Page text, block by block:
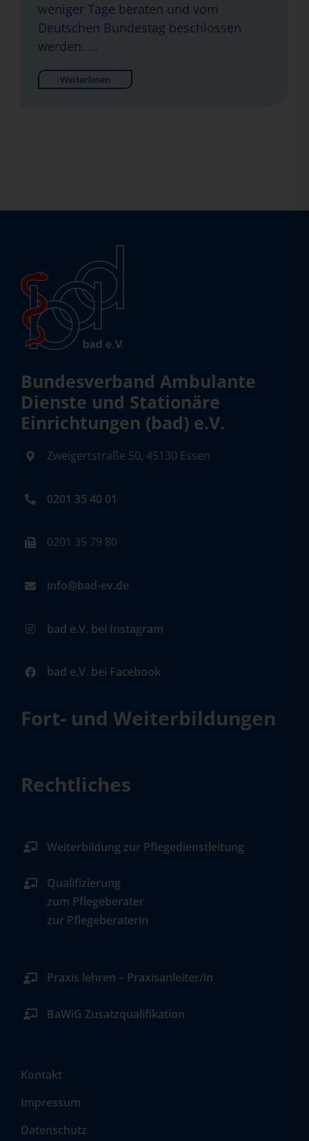
weniger Tage beraten und vom
Deutschen Bundestag beschlossen
werden. …
Weiterlesen
Bundesverband Ambulante
Dienste und Stationäre
Einrichtungen (bad) e.V.
Zweigertstraße 50, 45130 Essen
0201 35 40 01
0201 35 79 80
info@bad-ev.de
bad e.V. bei Instagram
bad e.V. bei Facebook
Fort- und Weiterbildungen
Rechtliches
Weiterbildung zur Pflegedienstleitung
Qualifizierung
zum Pflegeberater
zur Pflegeberaterin
Praxis lehren – Praxisanleiter/in
BaWiG Zusatzqualifikation
Kontakt
Impressum
Datenschutz